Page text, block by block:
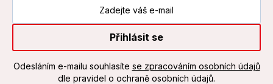
Přihlásit se
Odesláním e-mailu souhlasíte se zpracováním osobních údajů
dle pravidel o ochraně osobních údajů.